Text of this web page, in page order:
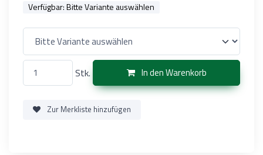
Verfügbar:Bitte Variante auswählen
Stk. In den Warenkorb
Zur Merkliste hinzufügen